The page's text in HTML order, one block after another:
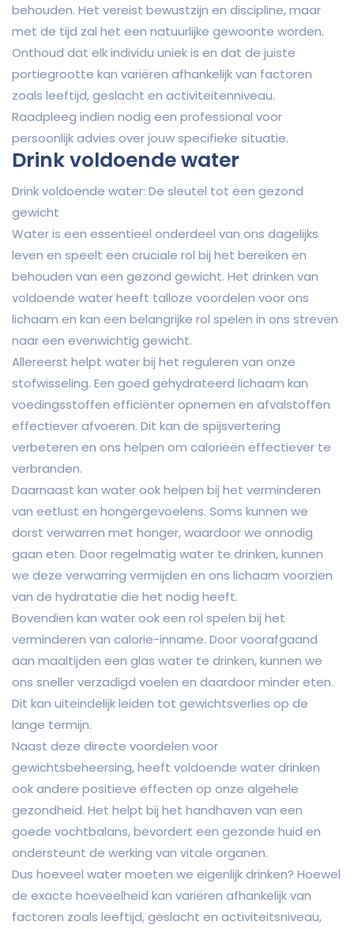
behouden. Het vereist bewustzijn en discipline, maar
met de tijd zal het een natuurlijke gewoonte worden.
Onthoud dat elk individu uniek is en dat de juiste
portiegrootte kan variëren afhankelijk van factoren
zoals leeftijd, geslacht en activiteitenniveau.
Raadpleeg indien nodig een professional voor
persoonlijk advies over jouw specifieke situatie.
Drink voldoende water
Drink voldoende water: De sleutel tot een gezond
gewicht
Water is een essentieel onderdeel van ons dagelijks
leven en speelt een cruciale rol bij het bereiken en
behouden van een gezond gewicht. Het drinken van
voldoende water heeft talloze voordelen voor ons
lichaam en kan een belangrijke rol spelen in ons streven
naar een evenwichtig gewicht.
Allereerst helpt water bij het reguleren van onze
stofwisseling. Een goed gehydrateerd lichaam kan
voedingsstoffen efficiënter opnemen en afvalstoffen
effectiever afvoeren. Dit kan de spijsvertering
verbeteren en ons helpen om calorieën effectiever te
verbranden.
Daarnaast kan water ook helpen bij het verminderen
van eetlust en hongergevoelens. Soms kunnen we
dorst verwarren met honger, waardoor we onnodig
gaan eten. Door regelmatig water te drinken, kunnen
we deze verwarring vermijden en ons lichaam voorzien
van de hydratatie die het nodig heeft.
Bovendien kan water ook een rol spelen bij het
verminderen van calorie-inname. Door voorafgaand
aan maaltijden een glas water te drinken, kunnen we
ons sneller verzadigd voelen en daardoor minder eten.
Dit kan uiteindelijk leiden tot gewichtsverlies op de
lange termijn.
Naast deze directe voordelen voor
gewichtsbeheersing, heeft voldoende water drinken
ook andere positieve effecten op onze algehele
gezondheid. Het helpt bij het handhaven van een
goede vochtbalans, bevordert een gezonde huid en
ondersteunt de werking van vitale organen.
Dus hoeveel water moeten we eigenlijk drinken? Hoewel
de exacte hoeveelheid kan variëren afhankelijk van
factoren zoals leeftijd, geslacht en activiteitsniveau,